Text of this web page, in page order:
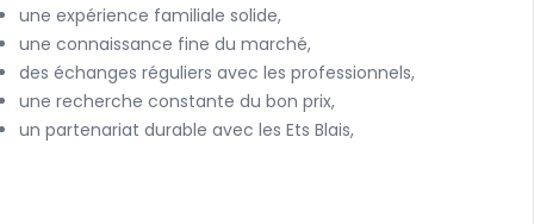
une expérience familiale solide,
une connaissance fine du marché,
des échanges réguliers avec les professionnels,
une recherche constante du bon prix,
un partenariat durable avec les Ets Blais,